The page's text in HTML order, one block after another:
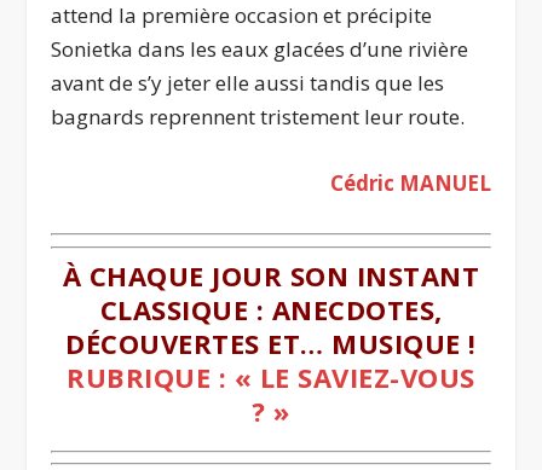
attend la première occasion et précipite
Sonietka dans les eaux glacées d’une rivière
avant de s’y jeter elle aussi tandis que les
bagnards reprennent tristement leur route.
Cédric MANUEL
À CHAQUE JOUR SON INSTANT
CLASSIQUE : ANECDOTES,
DÉCOUVERTES ET… MUSIQUE !
RUBRIQUE : « LE SAVIEZ-VOUS
? »